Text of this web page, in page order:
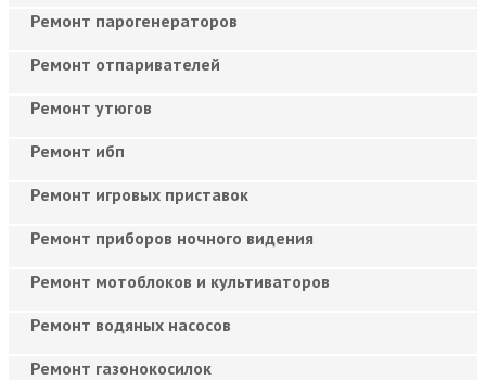
Ремонт парогенераторов
Ремонт отпаривателей
Ремонт утюгов
Ремонт ибп
Ремонт игровых приставок
Ремонт приборов ночного видения
Ремонт мотоблоков и культиваторов
Ремонт водяных насосов
Ремонт газонокосилок